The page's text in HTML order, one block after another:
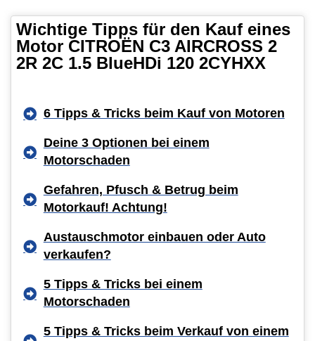
Wichtige Tipps für den Kauf eines
Motor CITROËN C3 AIRCROSS 2
2R 2C 1.5 BlueHDi 120 2CYHXX
6 Tipps & Tricks beim Kauf von Motoren
Deine 3 Optionen bei einem
Motorschaden
Gefahren, Pfusch & Betrug beim
Motorkauf! Achtung!
Austauschmotor einbauen oder Auto
verkaufen?
5 Tipps & Tricks bei einem
Motorschaden
5 Tipps & Tricks beim Verkauf von einem